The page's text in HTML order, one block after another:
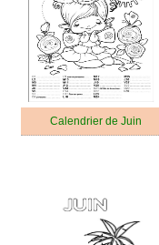
Calendrier de Juin